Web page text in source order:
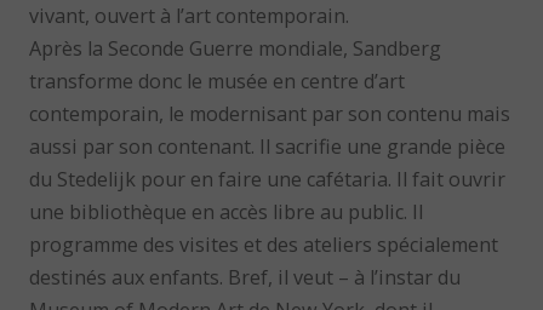
vivant, ouvert à l’art contemporain.
Après la Seconde Guerre mondiale, Sandberg
transforme donc le musée en centre d’art
contemporain, le modernisant par son contenu mais
aussi par son contenant. Il sacrifie une grande pièce
du Stedelijk pour en faire une cafétaria. Il fait ouvrir
une bibliothèque en accès libre au public. Il
programme des visites et des ateliers spécialement
destinés aux enfants. Bref, il veut – à l’instar du